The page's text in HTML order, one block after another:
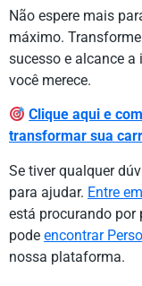
Não espere mais
máximo.
sucesso e alcance
você merece.
Clique aqui e
transformar sua
Se tiver qualquer
para ajudar. Entre
está procurando
pode encontrar
nossa plataforma.